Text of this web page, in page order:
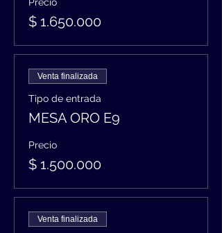
$ 1.650.000
Venta finalizada
Tipo de entrada
MESA ORO E9
Precio
$ 1.500.000
Venta finalizada